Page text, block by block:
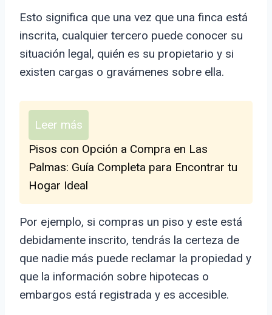
Esto significa que una vez que una finca está
inscrita, cualquier tercero puede conocer su
situación legal, quién es su propietario y si
existen cargas o gravámenes sobre ella.
Leer más
Pisos con Opción a Compra en Las
Palmas: Guía Completa para Encontrar tu
Hogar Ideal
Por ejemplo, si compras un piso y este está
debidamente inscrito, tendrás la certeza de
que nadie más puede reclamar la propiedad y
que la información sobre hipotecas o
embargos está registrada y es accesible.